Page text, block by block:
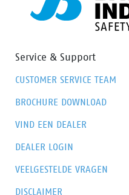
Service & Support
CUSTOMER SERVICE TEAM
BROCHURE DOWNLOAD
VIND EEN DEALER
DEALER LOGIN
VEELGESTELDE VRAGEN
DISCLAIMER